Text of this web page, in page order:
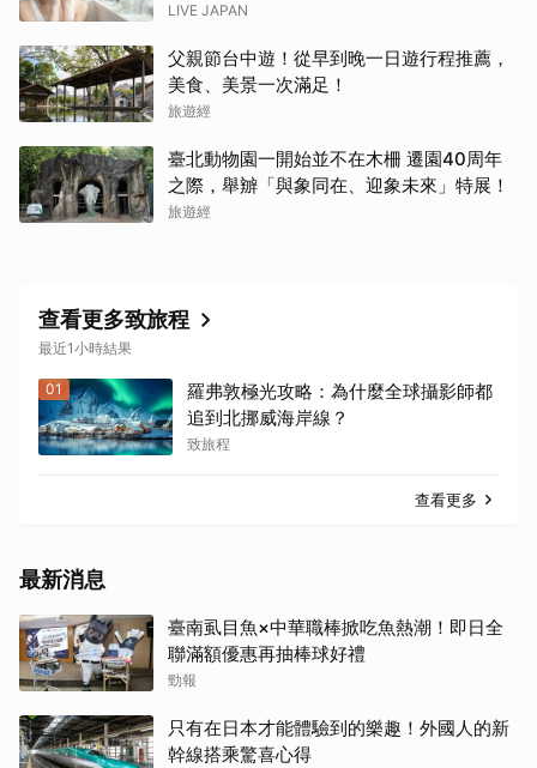
LIVE JAPAN
父親節台中遊！從早到晚一日遊行程推薦，
美食、美景一次滿足！
旅遊經
臺北動物園一開始並不在木柵 遷園40周年
之際，舉辧「與象同在、迎象未來」特展！
旅遊經
查看更多致旅程
最近1小時結果
01
羅弗敦極光攻略：為什麼全球攝影師都
追到北挪威海岸線？
致旅程
查看更多
最新消息
臺南虱目魚×中華職棒掀吃魚熱潮！即日全
聯滿額優惠再抽棒球好禮
勁報
只有在日本才能體驗到的樂趣！外國人的新
幹線搭乘驚喜心得